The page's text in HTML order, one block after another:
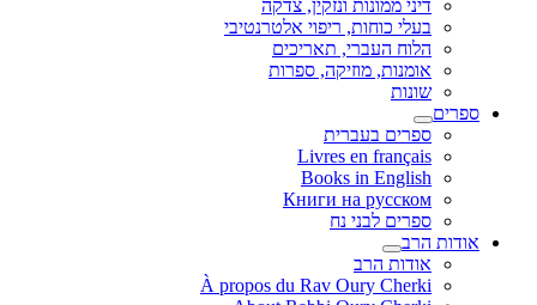
דיני ממונות ונזקין, צדקה
בעלי כוחות, ריפוי אלטרנטיבי
הלוח העברי, תאריכים
אומנות, מוזיקה, ספרות
שונות
ספרים
ספרים בעברית
Livres en français
Books in English
Книги на русском
ספרים לבני נח
אודות הרב
אודות הרב
À propos du Rav Oury Cherki